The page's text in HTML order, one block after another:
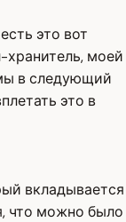
это вот
моей
в следующий
это в
вкладывается
что можно было